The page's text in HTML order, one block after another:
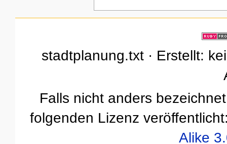
stadtplanung.txt · Erstellt:
Falls nicht anders
folgenden Lizenz
Alike